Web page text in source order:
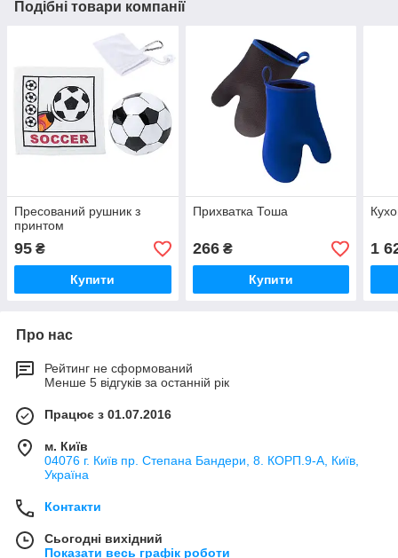
Подібні товари компанії
Пресований рушник з
принтом
95 ₴
Купити
Прихватка Тоша
266₴
Купити
1
Про нас
Рейтинг не сформований
Менше 5 відгуків за останній рік
Працює з 01.07.2016
м. Київ
04076 г. Київ пр. Степана Бандери, 8. КОРП.9-А, Київ,
Україна
Контакти
Сьогодні вихідний
Показати весь графік роботи